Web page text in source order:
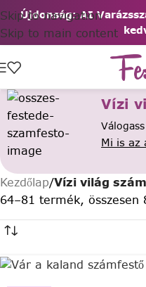
Újdonság: AI
Skip to navigation
Skip to main content
Vízi
Mi is az
Kezdőlap/Vízi világ
64–81 termék, összesen